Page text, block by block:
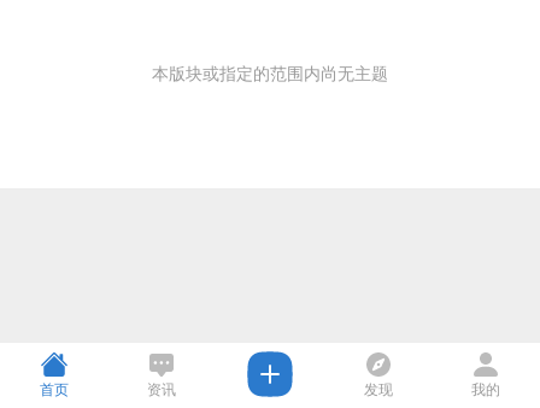
本版块或指定的范围内尚无主题
首页 资讯 发现 我的